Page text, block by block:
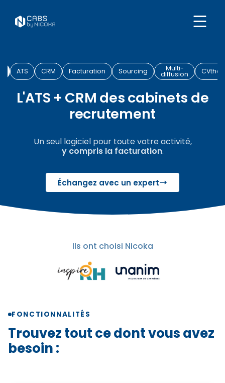
ATS CRM Facturation Sourcing Multi-
diffusion
L'ATS + CRM des cabinets de
recrutement
Un seul logiciel pour toute votre activité,
y compris la facturation.
Échangez avec un expert
Ils ont choisi Nicoka
FONCTIONNALITÉS
Trouvez tout ce dont vous avez
besoin :